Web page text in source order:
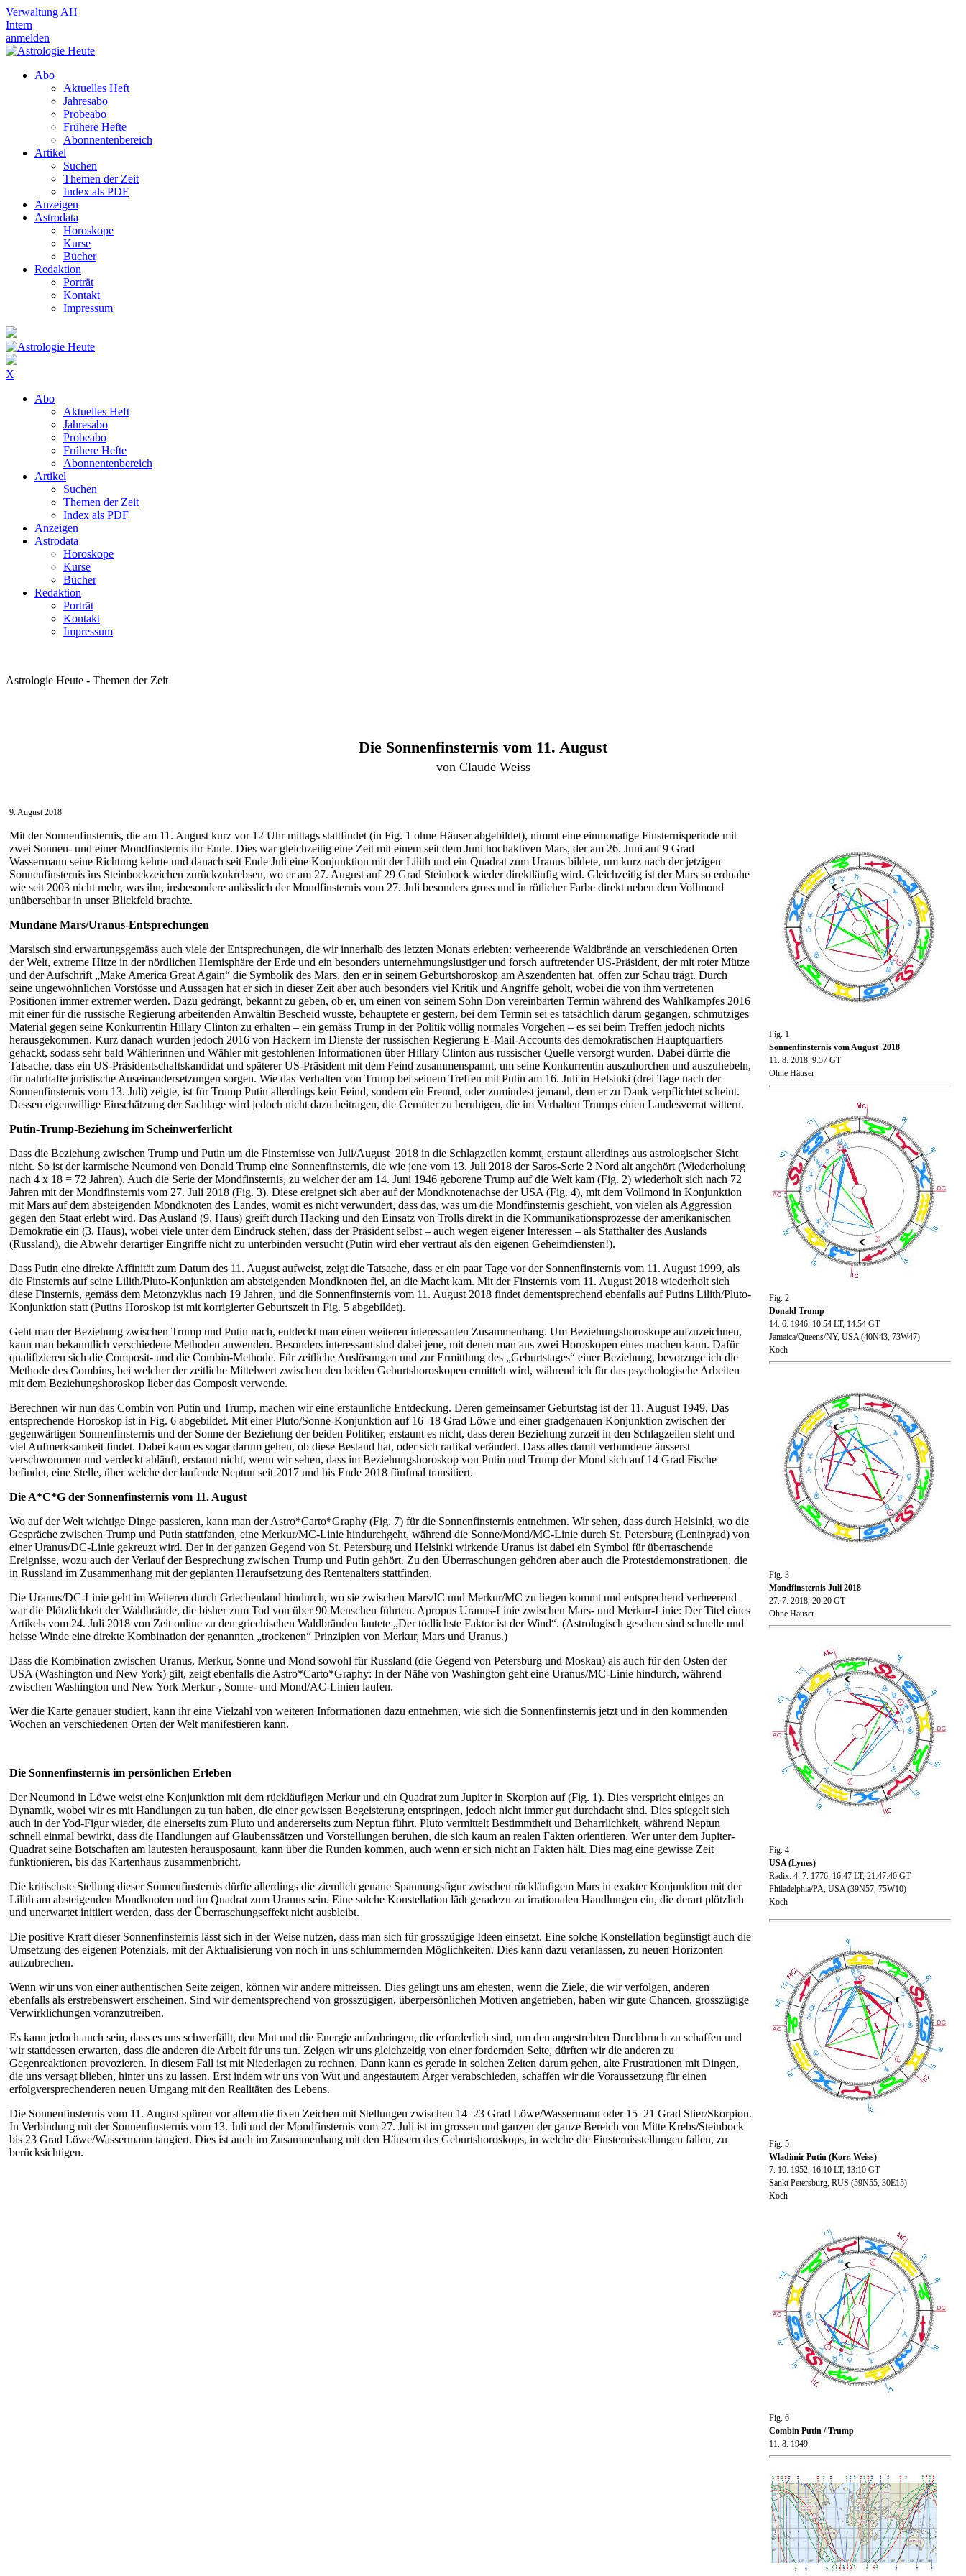
Verwaltung AH
Intern
anmelden
Abo
Aktuelles Heft
Jahresabo
Probeabo
Frühere Hefte
Abonnentenbereich
Artikel
Suchen
Themen der Zeit
Index als PDF
Anzeigen
Astrodata
Horoskope
Kurse
Bücher
Redaktion
Porträt
Kontakt
Impressum
X
Abo
Aktuelles Heft
Jahresabo
Probeabo
Frühere Hefte
Abonnentenbereich
Artikel
Suchen
Themen der Zeit
Index als PDF
Anzeigen
Astrodata
Horoskope
Kurse
Bücher
Redaktion
Porträt
Kontakt
Impressum
Astrologie Heute - Themen der Zeit
Die Sonnenfinsternis vom 11. August
von Claude Weiss
9. August 2018
Fig. 1
Sonnenfinsternis vom August 2018
11. 8. 2018, 9:57 GT
Ohne Häuser
Fig. 2
Donald Trump
14. 6. 1946, 10:54 LT, 14:54 GT
Jamaica/Queens/NY, USA (40N43, 73W47)
Koch
Fig. 3
Mondfinsternis Juli 2018
27. 7. 2018, 20.20 GT
Ohne Häuser
Fig. 4
USA (Lynes)
Radix: 4. 7. 1776, 16:47 LT, 21:47:40 GT
Philadelphia/PA, USA (39N57, 75W10)
Koch
Fig. 5
Wladimir Putin (Korr. Weiss)
7. 10. 1952, 16:10 LT, 13:10 GT
Sankt Petersburg, RUS (59N55, 30E15)
Koch
Fig. 6
Combin Putin / Trump
11. 8. 1949
Mit der Sonnenfinsternis, die am 11. August kurz vor 12 Uhr mittags stattfindet (in Fig. 1 ohne Häuser abgebildet), nimmt eine einmonatige Finsternisperiode mit
zwei Sonnen- und einer Mondfinsternis ihr Ende. Dies war gleichzeitig eine Zeit mit einem seit dem Juni hochaktiven Mars, der am 26. Juni auf 9 Grad
Wassermann seine Richtung kehrte und danach seit Ende Juli eine Konjunktion mit der Lilith und ein Quadrat zum Uranus bildete, um kurz nach der jetzigen
Sonnenfinsternis ins Steinbockzeichen zurückzukrebsen, wo er am 27. August auf 29 Grad Steinbock wieder direktläufig wird. Gleichzeitig ist der Mars so erdnahe
wie seit 2003 nicht mehr, was ihn, insbesondere anlässlich der Mondfinsternis vom 27. Juli besonders gross und in rötlicher Farbe direkt neben dem Vollmond
unübersehbar in unser Blickfeld brachte.
Mundane Mars/Uranus-Entsprechungen
Marsisch sind erwartungsgemäss auch viele der Entsprechungen, die wir innerhalb des letzten Monats erlebten: verheerende Waldbrände an verschiedenen Orten
der Welt, extreme Hitze in der nördlichen Hemisphäre der Erde und ein besonders unternehmungslustiger und forsch auftretender US-Präsident, der mit roter Mütze
und der Aufschrift „Make America Great Again“ die Symbolik des Mars, den er in seinem Geburtshoroskop am Aszendenten hat, offen zur Schau trägt. Durch
seine ungewöhnlichen Vorstösse und Aussagen hat er sich in dieser Zeit aber auch besonders viel Kritik und Angriffe geholt, wobei die von ihm vertretenen
Positionen immer extremer werden. Dazu gedrängt, bekannt zu geben, ob er, um einen von seinem Sohn Don vereinbarten Termin während des Wahlkampfes 2016
mit einer für die russische Regierung arbeitenden Anwältin Bescheid wusste, behauptete er gestern, bei dem Termin sei es tatsächlich darum gegangen, schmutziges
Material gegen seine Konkurrentin Hillary Clinton zu erhalten – ein gemäss Trump in der Politik völlig normales Vorgehen – es sei beim Treffen jedoch nichts
herausgekommen. Kurz danach wurden jedoch 2016 von Hackern im Dienste der russischen Regierung E-Mail-Accounts des demokratischen Hauptquartiers
gehackt, sodass sehr bald Wählerinnen und Wähler mit gestohlenen Informationen über Hillary Clinton aus russischer Quelle versorgt wurden. Dabei dürfte die
Tatsache, dass ein US-Präsidentschaftskandidat und späterer US-Präsident mit dem Feind zusammenspannt, um seine Konkurrentin auszuhorchen und auszuhebeln,
für nahrhafte juristische Auseinandersetzungen sorgen. Wie das Verhalten von Trump bei seinem Treffen mit Putin am 16. Juli in Helsinki (drei Tage nach der
Sonnenfinsternis vom 13. Juli) zeigte, ist für Trump Putin allerdings kein Feind, sondern ein Freund, oder zumindest jemand, dem er zu Dank verpflichtet scheint.
Dessen eigenwillige Einschätzung der Sachlage wird jedoch nicht dazu beitragen, die Gemüter zu beruhigen, die im Verhalten Trumps einen Landesverrat wittern.
Putin-Trump-Beziehung im Scheinwerferlicht
Dass die Beziehung zwischen Trump und Putin um die Finsternisse von Juli/August 2018 in die Schlagzeilen kommt, erstaunt allerdings aus astrologischer Sicht
nicht. So ist der karmische Neumond von Donald Trump eine Sonnenfinsternis, die wie jene vom 13. Juli 2018 der Saros-Serie 2 Nord alt angehört (Wiederholung
nach 4 x 18 = 72 Jahren). Auch die Serie der Mondfinsternis, zu welcher der am 14. Juni 1946 geborene Trump auf die Welt kam (Fig. 2) wiederholt sich nach 72
Jahren mit der Mondfinsternis vom 27. Juli 2018 (Fig. 3). Diese ereignet sich aber auf der Mondknotenachse der USA (Fig. 4), mit dem Vollmond in Konjunktion
mit Mars auf dem absteigenden Mondknoten des Landes, womit es nicht verwundert, dass das, was um die Mondfinsternis geschieht, von vielen als Aggression
gegen den Staat erlebt wird. Das Ausland (9. Haus) greift durch Hacking und den Einsatz von Trolls direkt in die Kommunikationsprozesse der amerikanischen
Demokratie ein (3. Haus), wobei viele unter dem Eindruck stehen, dass der Präsident selbst – auch wegen eigener Interessen – als Statthalter des Auslands
(Russland), die Abwehr derartiger Eingriffe nicht zu unterbinden versucht (Putin wird eher vertraut als den eigenen Geheimdiensten!).
Dass Putin eine direkte Affinität zum Datum des 11. August aufweist, zeigt die Tatsache, dass er ein paar Tage vor der Sonnenfinsternis vom 11. August 1999, als
die Finsternis auf seine Lilith/Pluto-Konjunktion am absteigenden Mondknoten fiel, an die Macht kam. Mit der Finsternis vom 11. August 2018 wiederholt sich
diese Finsternis, gemäss dem Metonzyklus nach 19 Jahren, und die Sonnenfinsternis vom 11. August 2018 findet dementsprechend ebenfalls auf Putins Lilith/Pluto-
Konjunktion statt (Putins Horoskop ist mit korrigierter Geburtszeit in Fig. 5 abgebildet).
Geht man der Beziehung zwischen Trump und Putin nach, entdeckt man einen weiteren interessanten Zusammenhang. Um Beziehungshoroskope aufzuzeichnen,
kann man bekanntlich verschiedene Methoden anwenden. Besonders interessant sind dabei jene, mit denen man aus zwei Horoskopen eines machen kann. Dafür
qualifizieren sich die Composit- und die Combin-Methode. Für zeitliche Auslösungen und zur Ermittlung des „Geburtstages“ einer Beziehung, bevorzuge ich die
Methode des Combins, bei welcher der zeitliche Mittelwert zwischen den beiden Geburtshoroskopen ermittelt wird, während ich für das psychologische Arbeiten
mit dem Beziehungshoroskop lieber das Composit verwende.
Berechnen wir nun das Combin von Putin und Trump, machen wir eine erstaunliche Entdeckung. Deren gemeinsamer Geburtstag ist der 11. August 1949. Das
entsprechende Horoskop ist in Fig. 6 abgebildet. Mit einer Pluto/Sonne-Konjunktion auf 16–18 Grad Löwe und einer gradgenauen Konjunktion zwischen der
gegenwärtigen Sonnenfinsternis und der Sonne der Beziehung der beiden Politiker, erstaunt es nicht, dass deren Beziehung zurzeit in den Schlagzeilen steht und
viel Aufmerksamkeit findet. Dabei kann es sogar darum gehen, ob diese Bestand hat, oder sich radikal verändert. Dass alles damit verbundene äusserst
verschwommen und verdeckt abläuft, erstaunt nicht, wenn wir sehen, dass im Beziehungshoroskop von Putin und Trump der Mond sich auf 14 Grad Fische
befindet, eine Stelle, über welche der laufende Neptun seit 2017 und bis Ende 2018 fünfmal transitiert.
Die A*C*G der Sonnenfinsternis vom 11. August
Wo auf der Welt wichtige Dinge passieren, kann man der Astro*Carto*Graphy (Fig. 7) für die Sonnenfinsternis entnehmen. Wir sehen, dass durch Helsinki, wo die
Gespräche zwischen Trump und Putin stattfanden, eine Merkur/MC-Linie hindurchgeht, während die Sonne/Mond/MC-Linie durch St. Petersburg (Leningrad) von
einer Uranus/DC-Linie gekreuzt wird. Der in der ganzen Gegend von St. Petersburg und Helsinki wirkende Uranus ist dabei ein Symbol für überraschende
Ereignisse, wozu auch der Verlauf der Besprechung zwischen Trump und Putin gehört. Zu den Überraschungen gehören aber auch die Protestdemonstrationen, die
in Russland im Zusammenhang mit der geplanten Heraufsetzung des Rentenalters stattfinden.
Die Uranus/DC-Linie geht im Weiteren durch Griechenland hindurch, wo sie zwischen Mars/IC und Merkur/MC zu liegen kommt und entsprechend verheerend
war die Plötzlichkeit der Waldbrände, die bisher zum Tod von über 90 Menschen führten. Apropos Uranus-Linie zwischen Mars- und Merkur-Linie: Der Titel eines
Artikels vom 24. Juli 2018 von Zeit online zu den griechischen Waldbränden lautete „Der tödlichste Faktor ist der Wind“. (Astrologisch gesehen sind schnelle und
heisse Winde eine direkte Kombination der genannten „trockenen“ Prinzipien von Merkur, Mars und Uranus.)
Dass die Kombination zwischen Uranus, Merkur, Sonne und Mond sowohl für Russland (die Gegend von Petersburg und Moskau) als auch für den Osten der
USA (Washington und New York) gilt, zeigt ebenfalls die Astro*Carto*Graphy: In der Nähe von Washington geht eine Uranus/MC-Linie hindurch, während
zwischen Washington und New York Merkur-, Sonne- und Mond/AC-Linien laufen.
Wer die Karte genauer studiert, kann ihr eine Vielzahl von weiteren Informationen dazu entnehmen, wie sich die Sonnenfinsternis jetzt und in den kommenden
Wochen an verschiedenen Orten der Welt manifestieren kann.
Die Sonnenfinsternis im persönlichen Erleben
Der Neumond in Löwe weist eine Konjunktion mit dem rückläufigen Merkur und ein Quadrat zum Jupiter in Skorpion auf (Fig. 1). Dies verspricht einiges an
Dynamik, wobei wir es mit Handlungen zu tun haben, die einer gewissen Begeisterung entspringen, jedoch nicht immer gut durchdacht sind. Dies spiegelt sich
auch in der Yod-Figur wieder, die einerseits zum Pluto und andererseits zum Neptun führt. Pluto vermittelt Bestimmtheit und Beharrlichkeit, während Neptun
schnell einmal bewirkt, dass die Handlungen auf Glaubenssätzen und Vorstellungen beruhen, die sich kaum an realen Fakten orientieren. Wer unter dem Jupiter-
Quadrat seine Botschaften am lautesten herausposaunt, kann über die Runden kommen, auch wenn er sich nicht an Fakten hält. Dies mag eine gewisse Zeit
funktionieren, bis das Kartenhaus zusammenbricht.
Die kritischste Stellung dieser Sonnenfinsternis dürfte allerdings die ziemlich genaue Spannungsfigur zwischen rückläufigem Mars in exakter Konjunktion mit der
Lilith am absteigenden Mondknoten und im Quadrat zum Uranus sein. Eine solche Konstellation lädt geradezu zu irrationalen Handlungen ein, die derart plötzlich
und unerwartet initiiert werden, dass der Überraschungseffekt nicht ausbleibt.
Die positive Kraft dieser Sonnenfinsternis lässt sich in der Weise nutzen, dass man sich für grosszügige Ideen einsetzt. Eine solche Konstellation begünstigt auch die
Umsetzung des eigenen Potenzials, mit der Aktualisierung von noch in uns schlummernden Möglichkeiten. Dies kann dazu veranlassen, zu neuen Horizonten
aufzubrechen.
Wenn wir uns von einer authentischen Seite zeigen, können wir andere mitreissen. Dies gelingt uns am ehesten, wenn die Ziele, die wir verfolgen, anderen
ebenfalls als erstrebenswert erscheinen. Sind wir dementsprechend von grosszügigen, überpersönlichen Motiven angetrieben, haben wir gute Chancen, grosszügige
Verwirklichungen voranzutreiben.
Es kann jedoch auch sein, dass es uns schwerfällt, den Mut und die Energie aufzubringen, die erforderlich sind, um den angestrebten Durchbruch zu schaffen und
wir stattdessen erwarten, dass die anderen die Arbeit für uns tun. Zeigen wir uns gleichzeitig von einer fordernden Seite, dürften wir die anderen zu
Gegenreaktionen provozieren. In diesem Fall ist mit Niederlagen zu rechnen. Dann kann es gerade in solchen Zeiten darum gehen, alte Frustrationen mit Dingen,
die uns versagt blieben, hinter uns zu lassen. Erst indem wir uns von Wut und angestautem Ärger verabschieden, schaffen wir die Voraussetzung für einen
erfolgversprechenderen neuen Umgang mit den Realitäten des Lebens.
Die Sonnenfinsternis vom 11. August spüren vor allem die fixen Zeichen mit Stellungen zwischen 14–23 Grad Löwe/Wassermann oder 15–21 Grad Stier/Skorpion.
In Verbindung mit der Sonnenfinsternis vom 13. Juli und der Mondfinsternis vom 27. Juli ist im grossen und ganzen der ganze Bereich von Mitte Krebs/Steinbock
bis 23 Grad Löwe/Wassermann tangiert. Dies ist auch im Zusammenhang mit den Häusern des Geburtshoroskops, in welche die Finsternisstellungen fallen, zu
berücksichtigen.